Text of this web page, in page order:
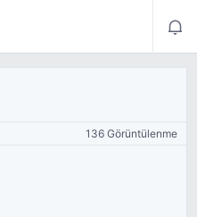
136 Görüntülenme